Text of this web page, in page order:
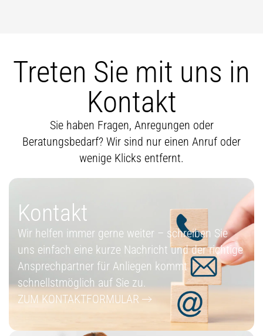
Treten Sie mit uns in
Kontakt
Sie haben Fragen, Anregungen oder
Beratungsbedarf? Wir sind nur einen Anruf oder
wenige Klicks entfernt.
Kontakt
Wir helfen immer gerne weiter – schreiben Sie
uns einfach eine kurze Nachricht und der richtige
Ansprechpartner für Anliegen kommt
schnellstmöglich auf Sie zu.
ZUM KONTAKTFORMULAR